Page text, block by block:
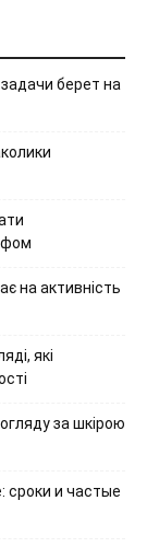
берет на
на активність
які
за шкірою
сроки и частые